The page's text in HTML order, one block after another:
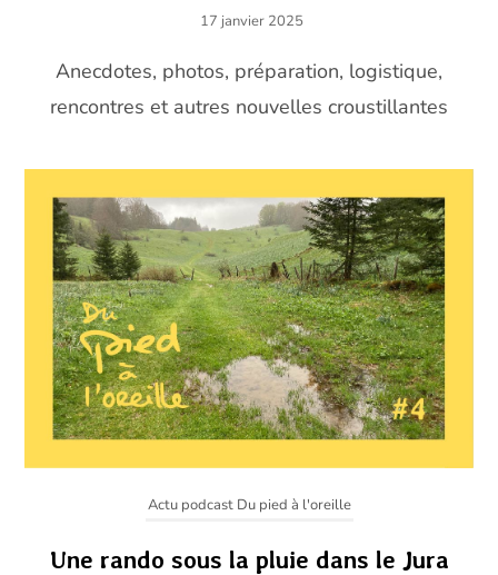
17 janvier 2025
Anecdotes, photos, préparation, logistique,
rencontres et autres nouvelles croustillantes
Actu podcast Du pied à l'oreille
Une rando sous la pluie dans le Jura